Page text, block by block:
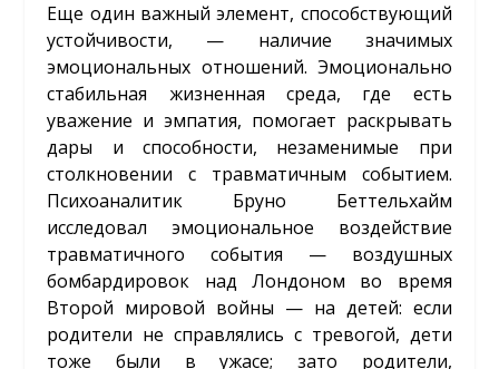
Еще один важный элемент, способствующий
устойчивости, — наличие значимых
эмоциональных отношений. Эмоционально
стабильная жизненная среда, где есть
уважение и эмпатия, помогает раскрывать
дары и способности, незаменимые при
столкновении с травматичным событием.
Психоаналитик Бруно Беттельхайм
исследовал эмоциональное воздействие
травматичного события — воздушных
бомбардировок над Лондоном во время
Второй мировой войны — на детей: если
родители не справлялись с тревогой, дети
тоже были в ужасе; зато родители,